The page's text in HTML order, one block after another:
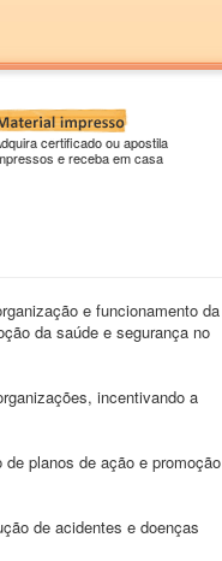
certificado ou apostila
e receba em casa
e funcionamento da
da saúde e segurança no
incentivando a
planos de ação e promoção
de acidentes e doenças